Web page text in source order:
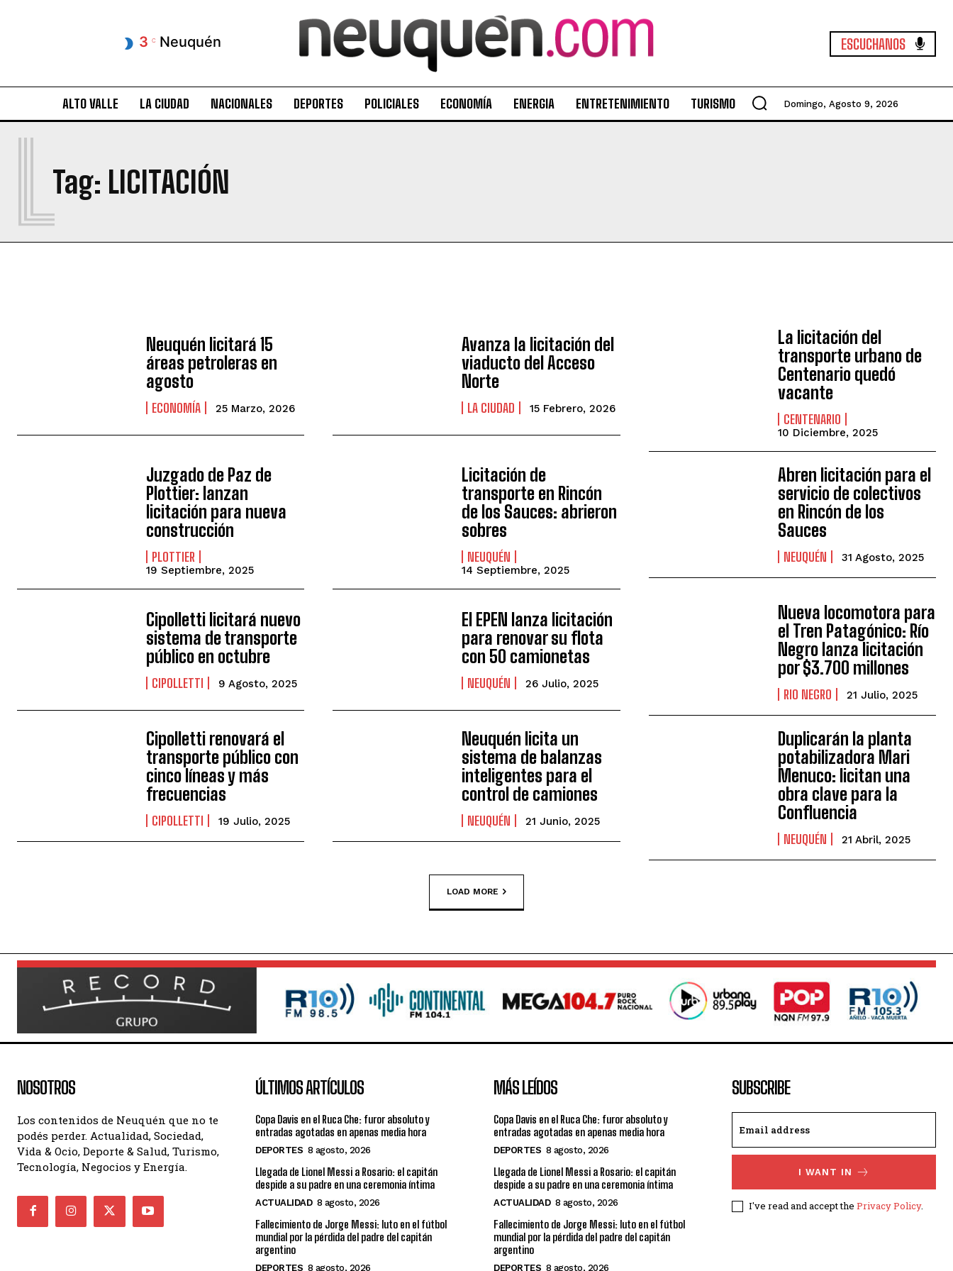
3 C Neuquén ESCUCHANOS
ALTO VALLE LA CIUDAD NACIONALES DEPORTES POLICIALES ECONOMÍA ENERGIA ENTRETENIMIENTO TURISMO Domingo, Agosto 9, 2026
Tag: LICITACIÓN
L
Neuquén licitará 15
áreas petroleras en
agosto
ECONOMÍA 25 Marzo, 2026
Avanza la licitación del
viaducto del Acceso
Norte
LA CIUDAD 15 Febrero, 2026
La licitación del
transporte urbano de
Centenario quedó
vacante
CENTENARIO
10 Diciembre, 2025
Juzgado de Paz de
Plottier: lanzan
licitación para nueva
construcción
PLOTTIER
19 Septiembre, 2025
Licitación de
transporte en Rincón
de los Sauces: abrieron
sobres
NEUQUÉN
14 Septiembre, 2025
Abren licitación para el
servicio de colectivos
en Rincón de los
Sauces
NEUQUÉN 31 Agosto, 2025
Cipolletti licitará nuevo
sistema de transporte
público en octubre
CIPOLLETTI 9 Agosto, 2025
El EPEN lanza licitación
para renovar su flota
con 50 camionetas
NEUQUÉN 26 Julio, 2025
Nueva locomotora para
el Tren Patagónico: Río
Negro lanza licitación
por $3.700 millones
RIO NEGRO 21 Julio, 2025
Cipolletti renovará el
transporte público con
cinco líneas y más
frecuencias
CIPOLLETTI 19 Julio, 2025
Neuquén licita un
sistema de balanzas
inteligentes para el
control de camiones
NEUQUÉN 21 Junio, 2025
Duplicarán la planta
potabilizadora Mari
Menuco: licitan una
obra clave para la
Confluencia
NEUQUÉN 21 Abril, 2025
LOAD MORE
NOSOTROS
Los contenidos de Neuquén que no te
podés perder. Actualidad, Sociedad,
Vida & Ocio, Deporte & Salud, Turismo,
Tecnología, Negocios y Energía.
ÚLTIMOS ARTÍCULOS
Copa Davis en el Ruca Che: furor absoluto y
entradas agotadas en apenas media hora
DEPORTES 8 agosto, 2026
Llegada de Lionel Messi a Rosario: el capitán
despide a su padre en una ceremonia íntima
ACTUALIDAD 8 agosto, 2026
Fallecimiento de Jorge Messi: luto en el fútbol
mundial por la pérdida del padre del capitán
argentino
DEPORTES 8 agosto, 2026
MÁS LEÍDOS
Copa Davis en el Ruca Che: furor absoluto y
entradas agotadas en apenas media hora
DEPORTES 8 agosto, 2026
Llegada de Lionel Messi a Rosario: el capitán
despide a su padre en una ceremonia íntima
ACTUALIDAD 8 agosto, 2026
Fallecimiento de Jorge Messi: luto en el fútbol
mundial por la pérdida del padre del capitán
argentino
DEPORTES 8 agosto, 2026
SUBSCRIBE
I WANT IN
I've read and accept the Privacy Policy.